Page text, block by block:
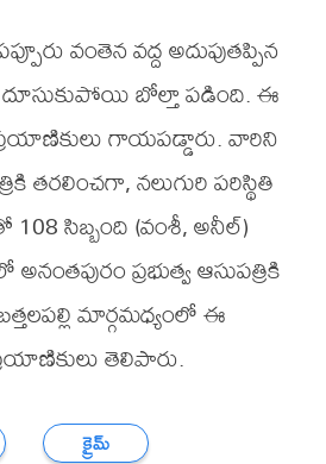
వంతెన వద్ద అదుపుతప్పిన
దూసుకుపోయి బోల్తా పడింది. ఈ
గాయపడ్డారు. వారిని
తరలించగా, నలుగురి పరిస్థితి
సిబ్బంది (వంశీ, అనీల్)
ప్రభుత్వ ఆసుపత్రికి
మార్గమధ్యంలో ఈ
తెలిపారు.
క్రైమ్